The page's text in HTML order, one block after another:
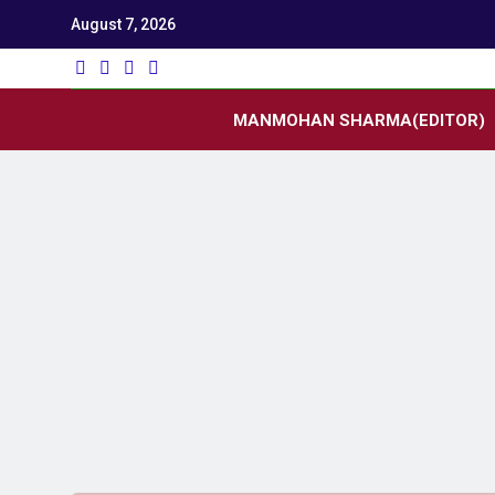
August 7, 2026
MANMOHAN SHARMA(EDITOR)